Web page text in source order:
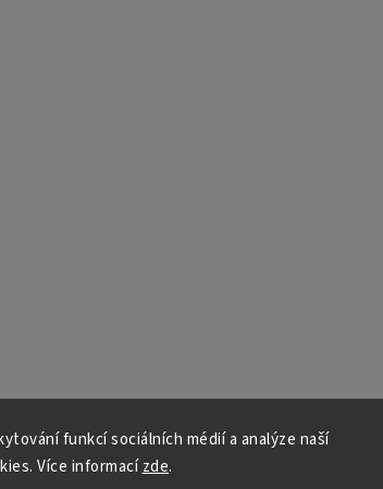
funkcí sociálních médií a analýze naší
Více informacízde.